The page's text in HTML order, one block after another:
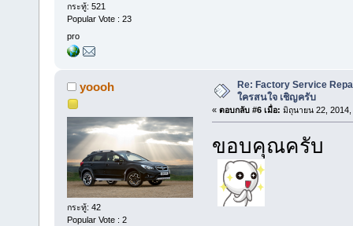
กระทู้: 521
Popular Vote : 23
pro
yoooh
กระทู้: 42
Popular Vote : 2
Re: Factory Service
ใครสนใจ เชิญครับ
« ตอบกลับ #6 เมื่อ: มิถุนายน 22, 2014,
ขอบคุณครับ